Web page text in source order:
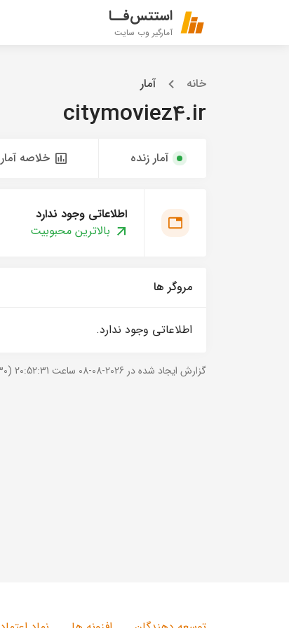
استتس‌فــا
آمارگیر وب سایت
خانه آمار
citymoviez4.ir
آمار زنده خلاصه آمار
اطلاعاتی وجود ندارد
بالاترین محبوبیت
مروگر ها
اطلاعاتی وجود ندارد.
گزارش ایجاد شده در 2026-08-08 ساعت 20:52:31 (UTC +03:30).